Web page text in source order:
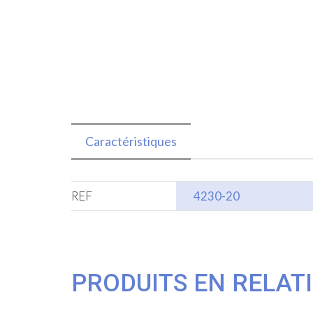
Caractéristiques
REF 4230-20
PRODUITS EN